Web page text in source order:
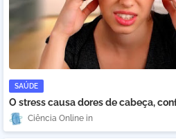
SAÚDE
O stress causa dores de cabeça,
Ciência Online